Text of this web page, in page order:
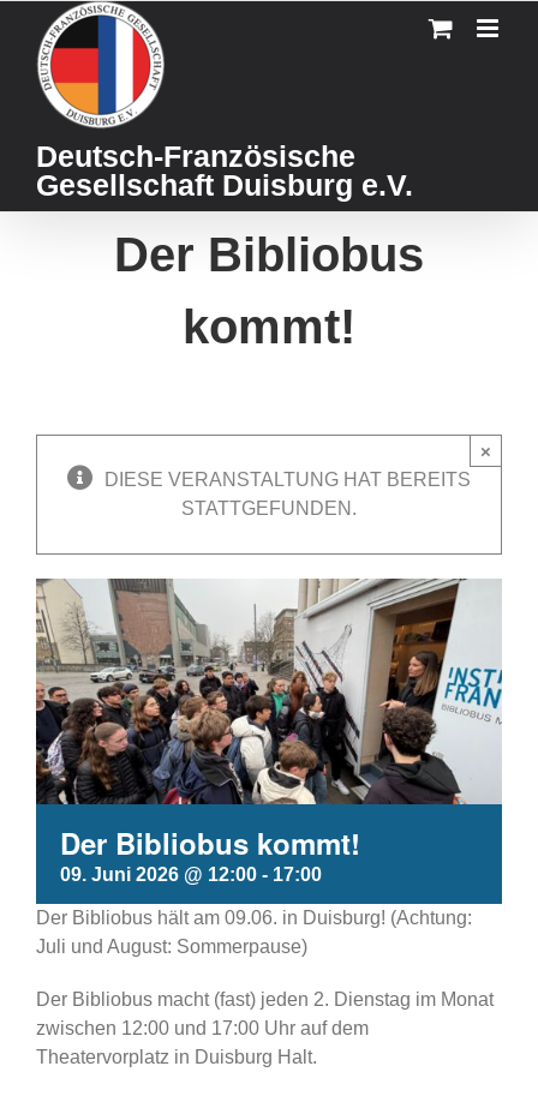
content
Deutsch-Französische
Gesellschaft Duisburg e.V.
Der Bibliobus
kommt!
DIESE VERANSTALTUNG HAT BEREITS
STATTGEFUNDEN.
×
Der Bibliobus kommt!
09. Juni 2026 @ 12:00 - 17:00
Der Bibliobus hält am 09.06. in Duisburg! (Achtung:
Juli und August: Sommerpause)
Der Bibliobus macht (fast) jeden 2. Dienstag im Monat
zwischen 12:00 und 17:00 Uhr auf dem
Theatervorplatz in Duisburg Halt.